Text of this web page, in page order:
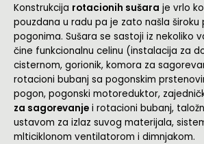
Konstrukcija rotacionih sušara je vrlo
pouzdana u radu pa je zato našla široku
pogonima. Sušara se sastoji iz nekoliko
čine funkcionalnu celinu (instalacija za
cisternom, gorionik, komora za
rotacioni bubanj sa pogonskim
pogon, pogonski motoreduktor,
za sagorevanje i rotacioni bubanj,
ustavom za izlaz suvog materijala,
mlticiklonom ventilatorom i dimnjakom.